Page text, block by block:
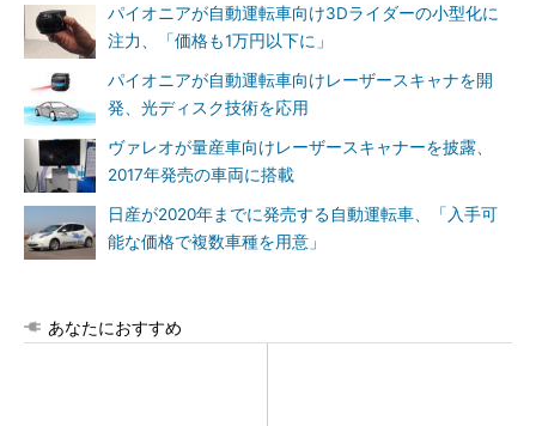
パイオニアが自動運転車向け3Dライダーの小型化に
注力、「価格も1万円以下に」
パイオニアが自動運転車向けレーザースキャナを開
発、光ディスク技術を応用
ヴァレオが量産車向けレーザースキャナーを披露、
2017年発売の車両に搭載
日産が2020年までに発売する自動運転車、「入手可
能な価格で複数車種を用意」
あなたにおすすめ